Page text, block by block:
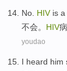
No. HIV is a
不会。 HIV
youdao
I heard him